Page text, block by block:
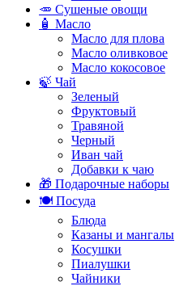
🥕 Сушеные овощи
🧴 Масло
Масло для плова
Масло оливковое
Масло кокосовое
🍃 Чай
Зеленый
Фруктовый
Травяной
Черный
Иван чай
Добавки к чаю
🎁 Подарочные наборы
🍽️ Посуда
Блюда
Казаны и мангалы
Косушки
Пиалушки
Чайники